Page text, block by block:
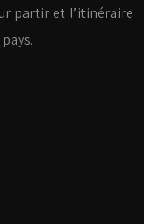
partir et l’itinéraire